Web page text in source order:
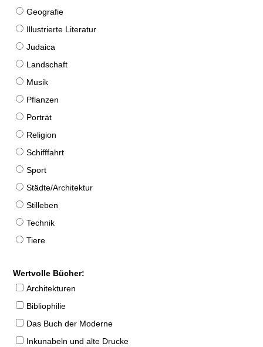
Geografie
Illustrierte Literatur
Judaica
Landschaft
Musik
Pflanzen
Porträt
Religion
Schifffahrt
Sport
Städte/Architektur
Stilleben
Technik
Tiere
Wertvolle Bücher:
Architekturen
Bibliophilie
Das Buch der Moderne
Inkunabeln und alte Drucke